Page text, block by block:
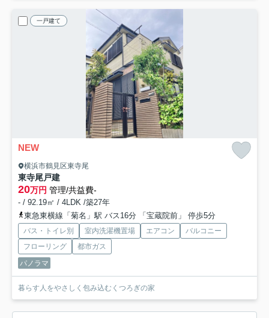
一戸建て
NEW
横浜市鶴見区東寺尾
東寺尾戸建
20万円 管理/共益費-
- / 92.19㎡ / 4LDK /築27年
東急東横線「菊名」駅 バス16分 「宝蔵院前」 停歩5分
バス・トイレ別 室内洗濯機置場 エアコン
バルコニー
フローリング
都市ガス
パノラマ
暮らす人をやさしく包み込むくつろぎの家